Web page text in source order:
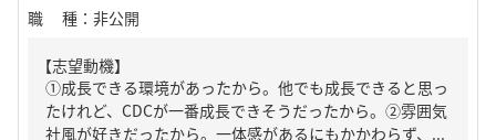
職種 ： 非公開
【志望動機】
①成長できる環境があったから。他でも成長できると思っ
たけれど、CDCが一番成長できそうだったから。②雰囲気
社風が好きだったから。一体感があるにもかかわらず、...